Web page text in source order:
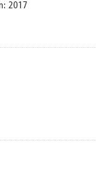
2017